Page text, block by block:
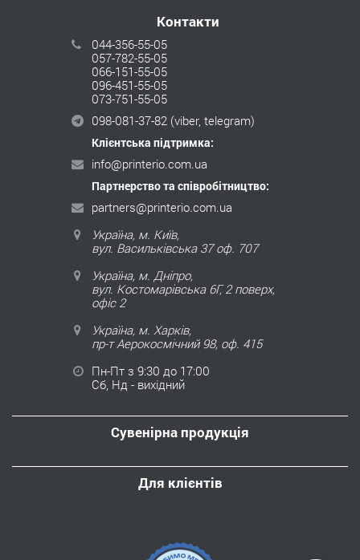
Контакти
044-356-55-05
057-782-55-05
066-151-55-05
096-451-55-05
073-751-55-05
098-081-37-82 (viber, telegram)
Клієнтська підтримка:
info@printerio.com.ua
Партнерство та співробітництво:
partners@printerio.com.ua
Україна, м. Київ,
вул. Васильківська 37 оф. 707
Україна, м. Дніпро,
вул. Костомарівська 6Г, 2 поверх,
офіс 2
Україна, м. Харків,
пр-т Аерокосмічний 98, оф. 415
Пн-Пт з 9:30 до 17:00
Сб, Нд - вихідний
Сувенірна продукція
Для клієнтів